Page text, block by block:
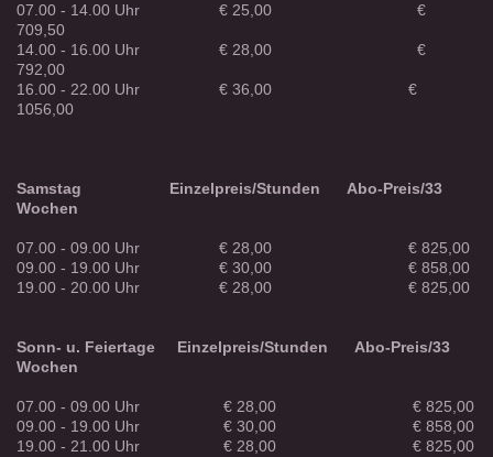
07.00 - 14.00 Uhr € 25,00 €
709,50
14.00 - 16.00 Uhr € 28,00 €
792,00
16.00 - 22.00 Uhr € 36,00 €
1056,00
Samstag Einzelpreis/Stunden
Abo-Preis/33
Wochen
07.00 - 09.00 Uhr € 28,00 € 825,00
09.00 - 19.00 Uhr € 30,00 € 858,00
19.00 - 20.00 Uhr € 28,00 € 825,00
Sonn- u. Feiertage Einzelpreis/Stunden
Abo-Preis/33
Wochen
07.00 - 09.00 Uhr € 28,00 € 825,00
09.00 - 19.00 Uhr € 30,00 € 858,00
19.00 - 21.00 Uhr € 28,00 € 825,00